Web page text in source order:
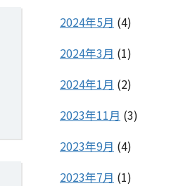
2024年5月 (4)
2024年3月 (1)
2024年1月 (2)
2023年11月 (3)
2023年9月 (4)
2023年7月 (1)